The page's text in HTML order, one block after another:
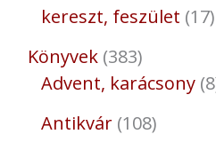
kereszt, feszület 17
Könyvek 383
Advent, karácsony 8
Antikvár 108